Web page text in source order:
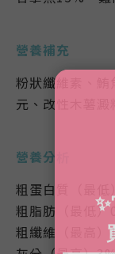
營養補充
粉狀纖維素、
元、改性木薯澱粉
營養分析
粗蛋白質（最低
粗脂肪（最低
粗纖維（最高）